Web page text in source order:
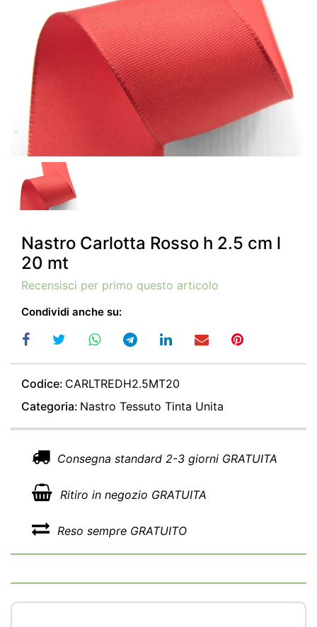
Nastro Carlotta Rosso h 2.5 cm l
20 mt
Recensisci per primo questo articolo
Condividi anche su:
Codice: CARLTREDH2.5MT20
Categoria: Nastro Tessuto Tinta Unita
Consegna standard 2-3 giorni GRATUITA
Ritiro in negozio GRATUITA
Reso sempre GRATUITO